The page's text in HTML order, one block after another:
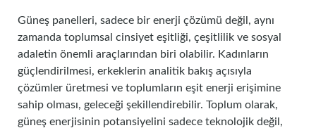
Güneş panelleri, sadece bir enerji çözümü değil, aynı
zamanda toplumsal cinsiyet eşitliği, çeşitlilik ve sosyal
adaletin önemli araçlarından biri olabilir. Kadınların
güçlendirilmesi, erkeklerin analitik bakış açısıyla
çözümler üretmesi ve toplumların eşit enerji erişimine
sahip olması, geleceği şekillendirebilir. Toplum olarak,
güneş enerjisinin potansiyelini sadece teknolojik değil,